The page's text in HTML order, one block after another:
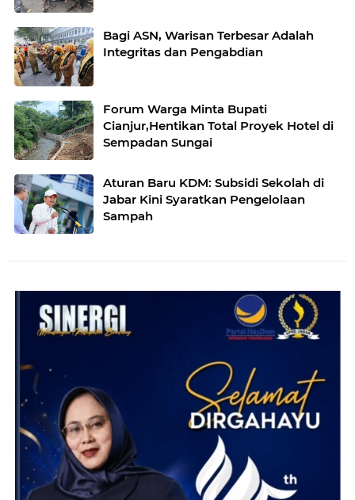
Bagi ASN, Warisan Terbesar Adalah
Integritas dan Pengabdian
Forum Warga Minta Bupati
Cianjur,Hentikan Total Proyek Hotel di
Sempadan Sungai
Aturan Baru KDM: Subsidi Sekolah di
Jabar Kini Syaratkan Pengelolaan
Sampah